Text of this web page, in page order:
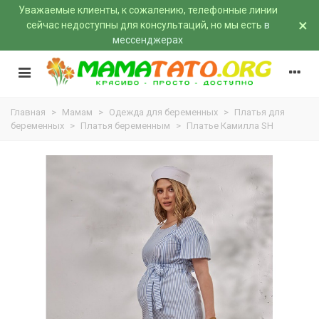
Уважаемые клиенты, к сожалению, телефонные линии
сейчас недоступны для консультаций, но мы есть в
мессенджерах
×
Главная > Мамам > Одежда для беременных > Платья для
беременных > Платья беременным > Платье Камилла SH